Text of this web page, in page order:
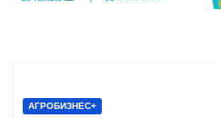
АГРОБИЗНЕС+